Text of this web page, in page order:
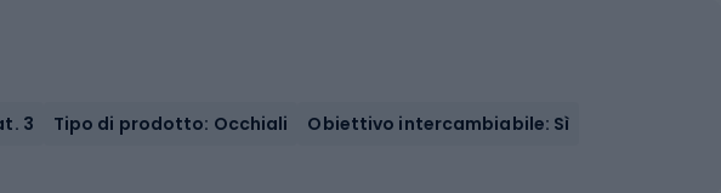
3 Tipo di prodotto: Occhiali Obiettivo intercambiabile: Sì